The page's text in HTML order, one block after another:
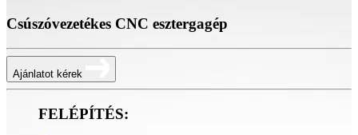
Csúszóvezetékes CNC esztergagép
Ajánlatot kérek
FELÉPÍTÉS: